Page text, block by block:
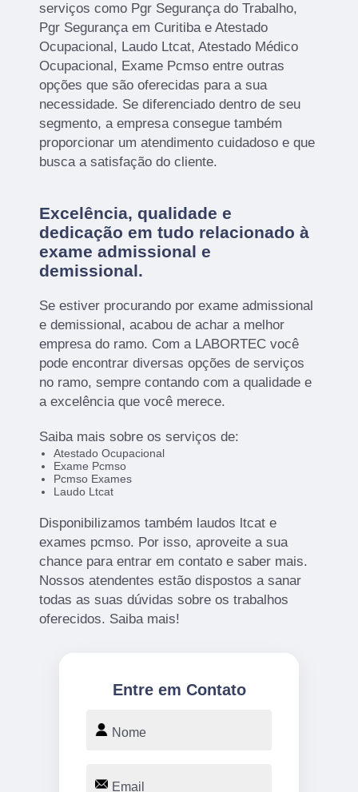
serviços como Pgr Segurança do Trabalho,
Pgr Segurança em Curitiba e Atestado
Ocupacional, Laudo Ltcat, Atestado Médico
Ocupacional, Exame Pcmso entre outras
opções que são oferecidas para a sua
necessidade. Se diferenciado dentro de seu
segmento, a empresa consegue também
proporcionar um atendimento cuidadoso e que
busca a satisfação do cliente.
Excelência, qualidade e
dedicação em tudo relacionado à
exame admissional e
demissional.
Se estiver procurando por exame admissional
e demissional, acabou de achar a melhor
empresa do ramo. Com a LABORTEC você
pode encontrar diversas opções de serviços
no ramo, sempre contando com a qualidade e
a excelência que você merece.
Saiba mais sobre os serviços de:
Atestado Ocupacional
Exame Pcmso
Pcmso Exames
Laudo Ltcat
Disponibilizamos também laudos ltcat e
exames pcmso. Por isso, aproveite a sua
chance para entrar em contato e saber mais.
Nossos atendentes estão dispostos a sanar
todas as suas dúvidas sobre os trabalhos
oferecidos. Saiba mais!
Entre em Contato